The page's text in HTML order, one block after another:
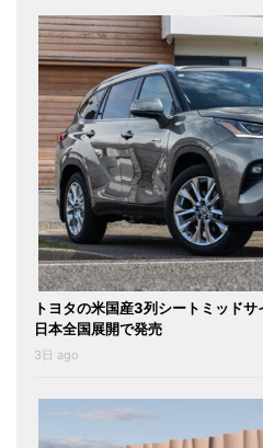
トヨタの米国産3列シートミッド
日本全国展開で発売
3日 ago